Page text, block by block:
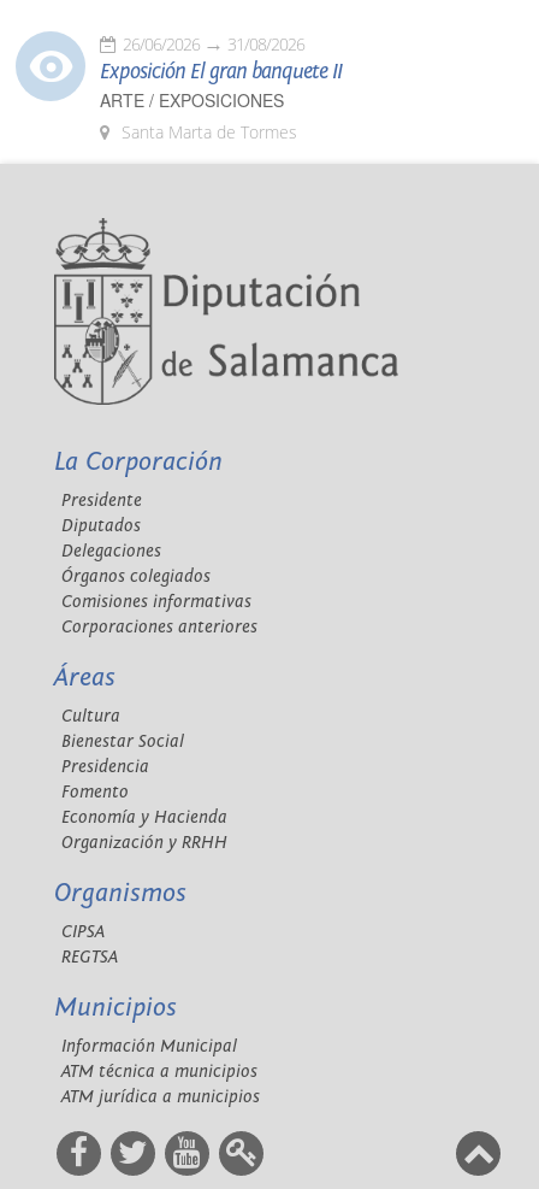
26/06/2026 31/08/2026
Exposición El gran banquete II
ARTE / EXPOSICIONES
Santa Marta de Tormes
La Corporación
Presidente
Diputados
Delegaciones
Órganos colegiados
Comisiones informativas
Corporaciones anteriores
Áreas
Cultura
Bienestar Social
Presidencia
Fomento
Economía y Hacienda
Organización y RRHH
Organismos
CIPSA
REGTSA
Municipios
Información Municipal
ATM técnica a municipios
ATM jurídica a municipios